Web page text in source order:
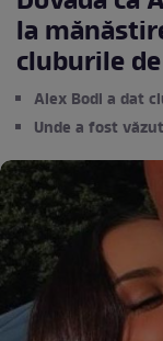
la
cluburile
Alex Bodi a dat
Unde a fost